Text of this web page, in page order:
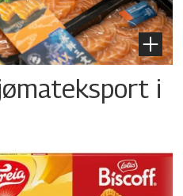
i